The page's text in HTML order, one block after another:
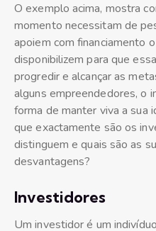
O exemplo acima, mostra
momento necessitam de
apoiem com financiamento
disponibilizem para que
progredir e alcançar as
alguns empreendedores, o
forma de manter viva a sua
que exactamente são os
distinguem e quais são as
desvantagens?
Investidores
Um investidor é um